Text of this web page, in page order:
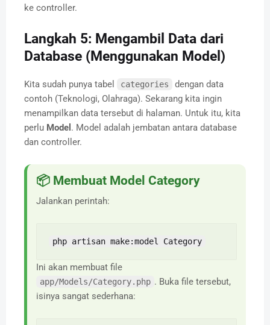
ke controller.
Langkah 5: Mengambil Data dari
Database (Menggunakan Model)
Kita sudah punya tabel categories
dengan data
contoh (Teknologi, Olahraga). Sekarang kita ingin
menampilkan data tersebut di halaman. Untuk itu, kita
perlu Model . Model adalah jembatan antara database
dan controller.
📦 Membuat Model Category
Jalankan perintah:
php artisan make:model Category
Ini akan membuat file
app/Models/Category.php . Buka file tersebut,
isinya sangat sederhana: